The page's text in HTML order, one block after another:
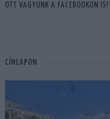
OTT VAGYUNK A FACEBOOKON IS!
CÍMLAPON